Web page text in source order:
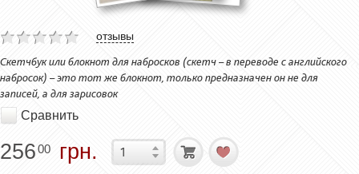
отзывы
Скетчбук или блокнот для набросков (скетч – в переводе с английского
набросок) – это тот же блокнот, только предназначен он не для
записей, а для зарисовок
Сравнить
25600 грн.